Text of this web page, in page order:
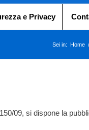
e Privacy
Sei in: Home /
09, si dispone la